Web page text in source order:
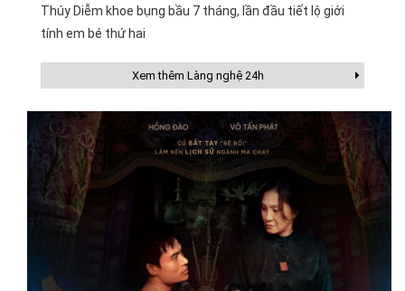
Thúy Diễm khoe bụng bầu 7 tháng, lần đầu tiết lộ giới
tính em bé thứ hai
Xem thêm Làng nghệ 24h